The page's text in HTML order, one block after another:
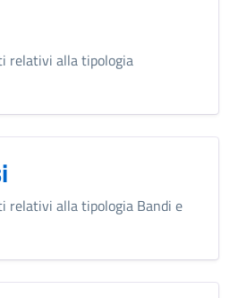
relativi alla tipologia
relativi alla tipologia Bandi e